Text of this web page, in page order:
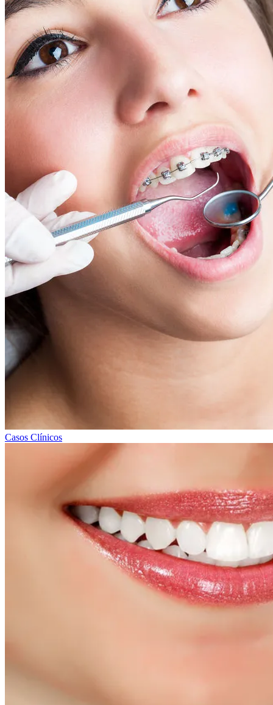
Casos Clínicos